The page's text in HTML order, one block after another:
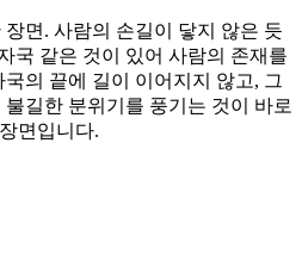
면. 사람의 손길이 닿지 않은 듯
국 같은 것이 있어 사람의 존재를
의 끝에 길이 이어지지 않고, 그
길한 분위기를 풍기는 것이 바로
면입니다.